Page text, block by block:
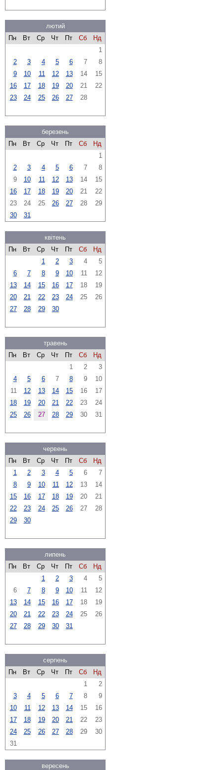
лютий
Пн
Вт Ср Чт Пт Сб
Нд
1
2
3 4 5 6 7
8
9
10 11 12 13 14
15
16
17 18 19 20 21
22
23
24 25 26 27 28
березень
Пн
Вт Ср Чт Пт Сб
Нд
1
2
3 4 5 6 7
8
9
10 11 12 13 14
15
16
17 18 19 20 21
22
23
24 25 26 27 28
29
30
31
квітень
Пн
Вт Ср Чт Пт Сб
Нд
1
2 3 4
5
6
7 8 9 10 11
12
13
14 15 16 17 18
19
20
21 22 23 24 25
26
27
28 29 30
травень
Пн
Вт Ср Чт Пт Сб
Нд
1
2
3
4
5 6 7 8 9
10
11
12 13 14 15 16
17
18
19 20 21 22 23
24
25
26 27 28 29 30 31
червень
Пн
Вт Ср Чт Пт Сб
Нд
1
2 3 4 5 6
7
8
9 10 11 12 13
14
15
16 17 18 19 20
21
22
23 24 25 26 27
28
29
30
липень
Пн
Вт Ср Чт Пт Сб
Нд
1
2 3 4
5
6
7 8 9 10 11
12
13
14 15 16 17 18
19
20
21 22 23 24 25
26
27
28 29 30 31
серпень
Пн
Вт Ср Чт Пт Сб
Нд
1
2
3
4 5 6 7 8
9
10
11 12 13 14 15
16
17
18 19 20 21 22
23
24
25 26 27 28 29
30
31
вересень